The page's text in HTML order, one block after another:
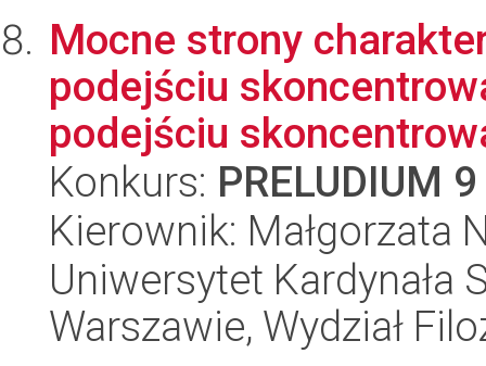
Mocne strony
podejściu
podejściu
Konkurs: PRELUDIUM 9
Kierownik: Małgorzata
Uniwersytet Kardynała
Warszawie, Wydział